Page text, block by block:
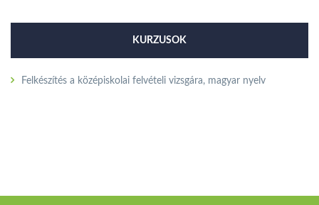
KURZUSOK
Felkészítés a középiskolai felvételi vizsgára, magyar nyelv